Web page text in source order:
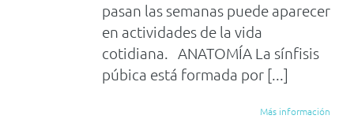
pasan las semanas puede aparecer
en actividades de la vida
cotidiana. ANATOMÍA La sínfisis
púbica está formada por [...]
Más información